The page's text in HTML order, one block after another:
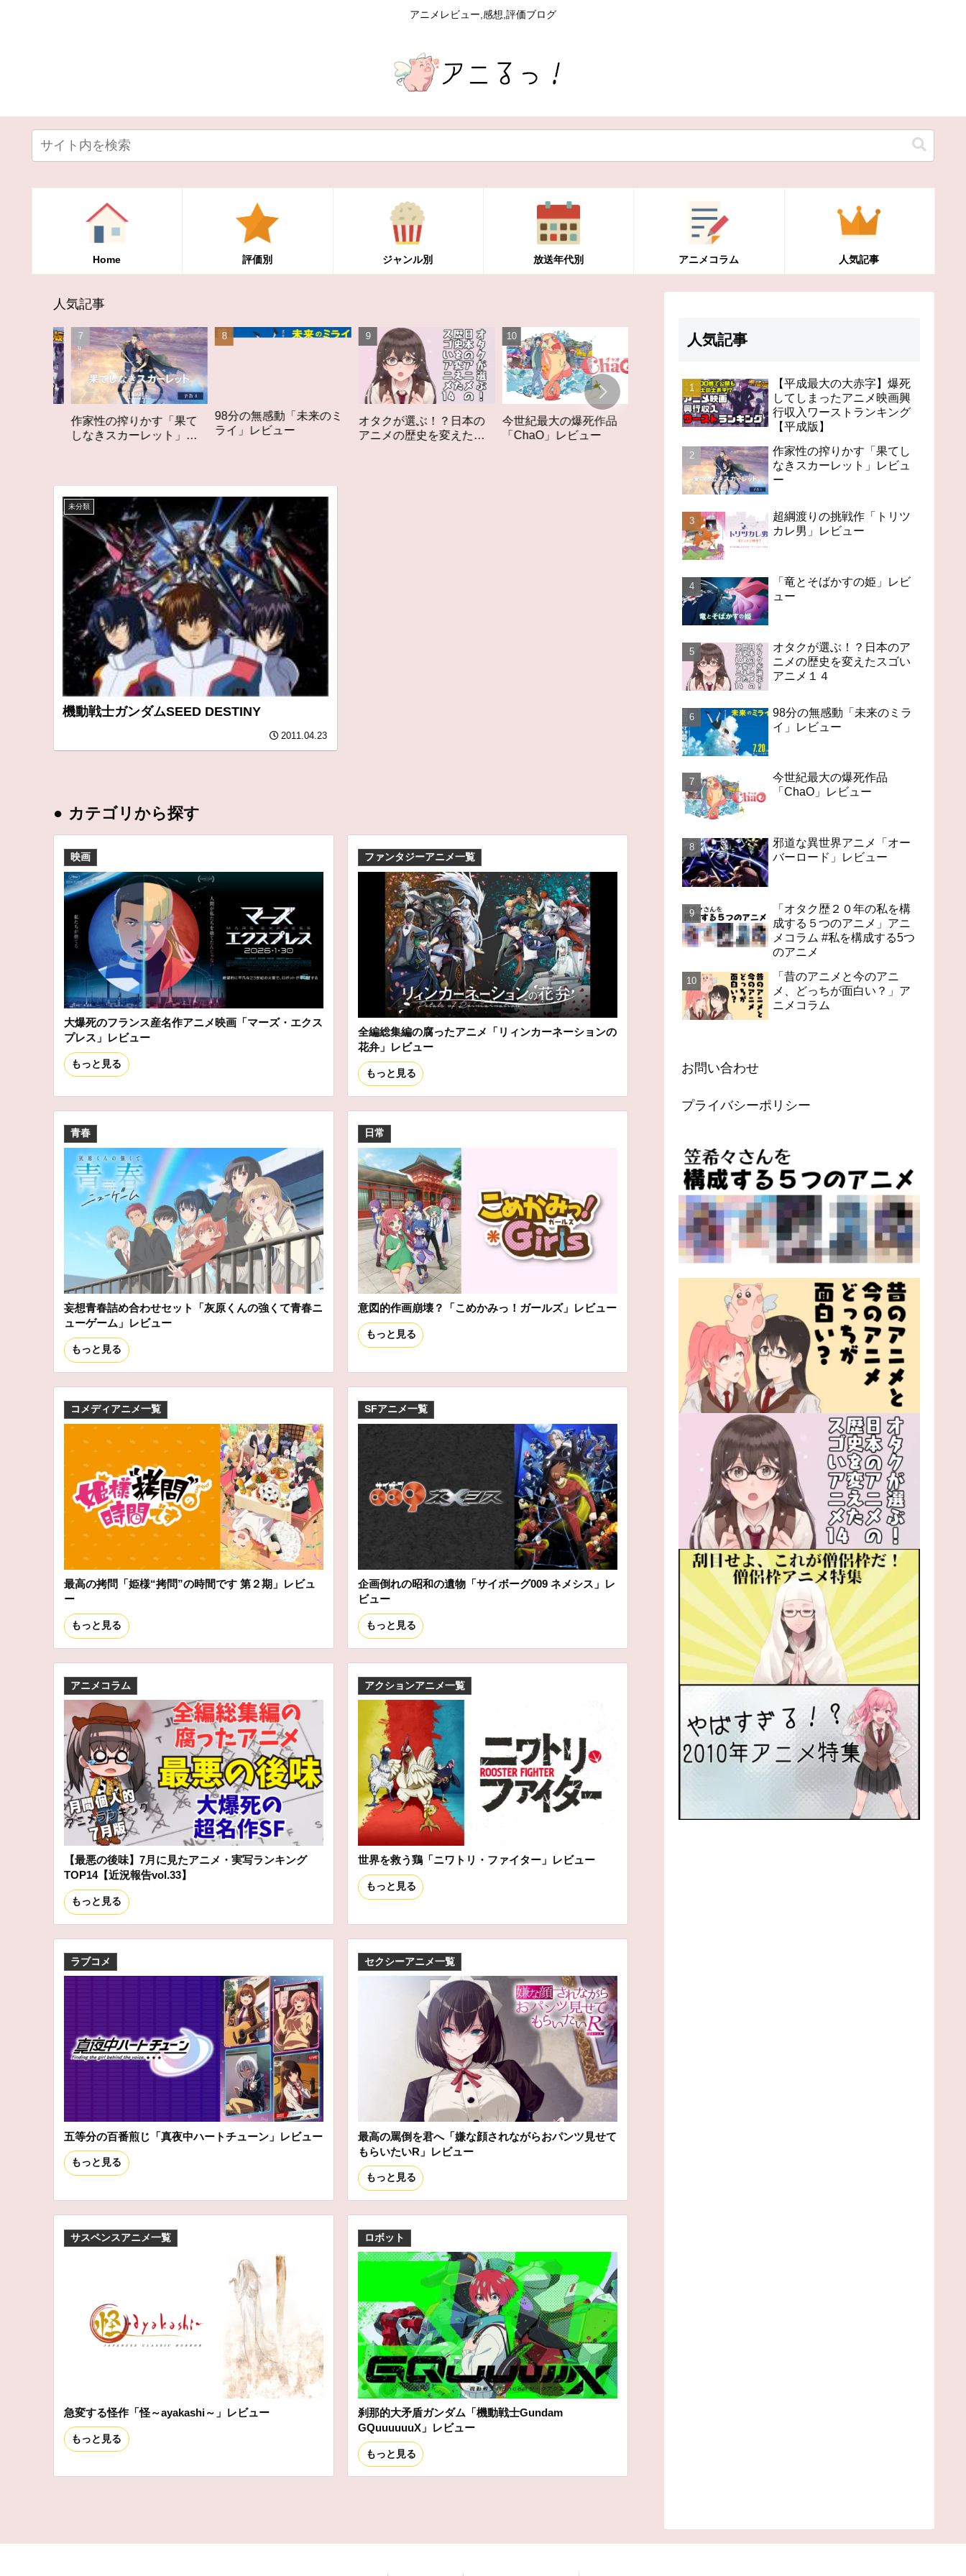
アニメレビュー,感想,評価ブログ
Home 評価別 ジャンル別 放送年代別 アニメコラム 人気記事
人気記事
作家性の搾りかす「果て
しなきスカーレット」レ
98分の無感動「未来のミ
ライ」レビュー
オタクが選ぶ！？日本の
アニメの歴史を変えたス
今世紀最大の爆死作品
「ChaO」レビュー
超綱渡りの挑戦作「トリ
ツカレ男」レビュー
刮目せよ、これが僧侶枠
だ！「僧侶枠アニメ」特
集アニメコラム
「竜とそばかすの
未分類
機動戦士ガンダムSEED DESTINY
2011.04.23
● カテゴリから探す
映画
大爆死のフランス産名作アニメ映画「マーズ・エクス
プレス」レビュー
もっと見る
ファンタジーアニメ一覧
全編総集編の腐ったアニメ「リィンカーネーションの
花弁」レビュー
もっと見る
青春
妄想青春詰め合わせセット「灰原くんの強くて青春ニ
ューゲーム」レビュー
もっと見る
日常
意図的作画崩壊？「こめかみっ！ガールズ」レビュー
もっと見る
コメディアニメ一覧
最高の拷問「姫様“拷問”の時間です 第２期」レビュ
ー
もっと見る
SFアニメ一覧
企画倒れの昭和の遺物「サイボーグ009 ネメシス」レ
ビュー
もっと見る
アニメコラム
【最悪の後味】7月に見たアニメ・実写ランキング
TOP14【近況報告vol.33】
もっと見る
アクションアニメ一覧
世界を救う鶏「ニワトリ・ファイター」レビュー
もっと見る
ラブコメ
五等分の百番煎じ「真夜中ハートチューン」レビュー
もっと見る
セクシーアニメ一覧
最高の罵倒を君へ「嫌な顔されながらおパンツ見せて
もらいたいR」レビュー
もっと見る
サスペンスアニメ一覧
急変する怪作「怪～ayakashi～」レビュー
もっと見る
ロボット
刹那的大矛盾ガンダム「機動戦士Gundam
GQuuuuuuX」レビュー
もっと見る
人気記事
【平成最大の大赤字】爆死
してしまったアニメ映画興
行収入ワーストランキング
【平成版】
作家性の搾りかす「果てし
なきスカーレット」レビュ
ー
超綱渡りの挑戦作「トリツ
カレ男」レビュー
「竜とそばかすの姫」レビ
ュー
オタクが選ぶ！？日本のア
ニメの歴史を変えたスゴい
アニメ１４
98分の無感動「未来のミラ
イ」レビュー
今世紀最大の爆死作品
「ChaO」レビュー
邪道な異世界アニメ「オー
バーロード」レビュー
「オタク歴２０年の私を構
成する５つのアニメ」アニ
メコラム #私を構成する5つ
のアニメ
「昔のアニメと今のアニ
メ、どっちが面白い？」ア
ニメコラム
お問い合わせ
プライバシーポリシー